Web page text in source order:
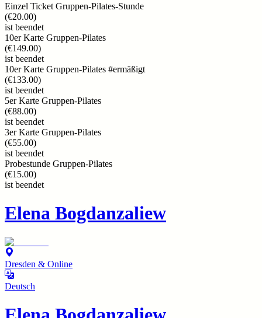
Einzel Ticket Gruppen-Pilates-Stunde
(€20.00)
ist beendet
10er Karte Gruppen-Pilates
(€149.00)
ist beendet
10er Karte Gruppen-Pilates #ermäßigt
(€133.00)
ist beendet
5er Karte Gruppen-Pilates
(€88.00)
ist beendet
3er Karte Gruppen-Pilates
(€55.00)
ist beendet
Probestunde Gruppen-Pilates
(€15.00)
ist beendet
Elena Bogdanzaliew
Dresden & Online
Deutsch